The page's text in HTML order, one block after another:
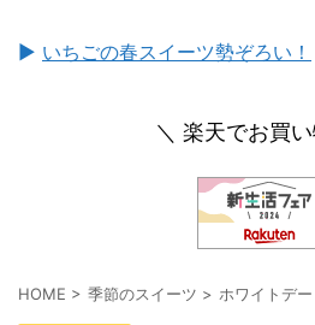
► いちごの春スイーツ勢ぞろい！
＼ 楽天でお買
HOME > 季節のスイーツ > ホワイトデー